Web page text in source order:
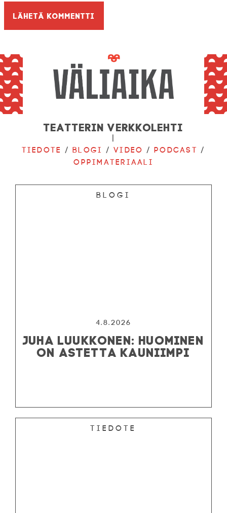
Teatterin verkkolehti
|
Tiedote /Blogi /Video /Podcast /
Oppimateriaali
Blogi
4.8.2026
JUHA LUUKKONEN: HUOMINEN
ON ASTETTA KAUNIIMPI
Tiedote